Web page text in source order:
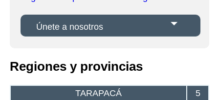
Únete a nosotros
Regiones y provincias
TARAPACÁ
5